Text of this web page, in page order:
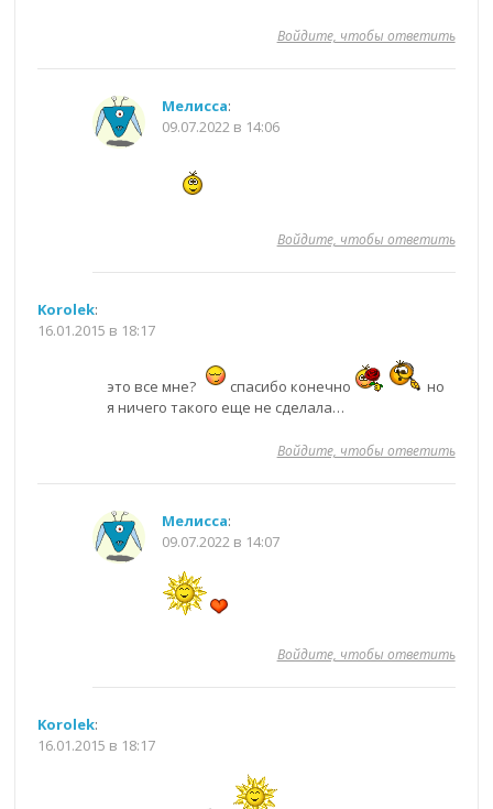
Войдите, чтобы ответить
Мелисса:
09.07.2022 в 14:06
Войдите, чтобы ответить
Korolek:
16.01.2015 в 18:17
это все мне? спасибо конечно
но
я ничего такого еще не сделала…
Войдите, чтобы ответить
Мелисса:
09.07.2022 в 14:07
Войдите, чтобы ответить
Korolek:
16.01.2015 в 18:17